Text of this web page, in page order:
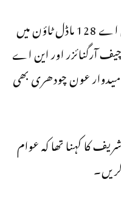
لیگی قائد میاں نواز شریف نے این اے 128 ماڈل ٹاؤن میں
آرگنائزر اور این اے
عون چودھری بھی
کا کہنا تھا کہ عوام